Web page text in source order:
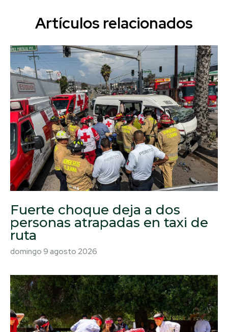
Artículos relacionados
Fuerte choque deja a dos
personas atrapadas en taxi de
ruta
domingo 9 agosto 2026